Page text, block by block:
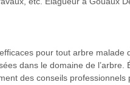
pour tout arbre malade
dans le domaine de l’arbre.
des conseils professionnels